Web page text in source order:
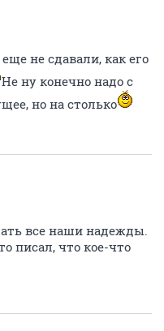
не сдавали, как его
Не ну конечно надо с
но на столько
все наши надежды.
писал, что кое-что